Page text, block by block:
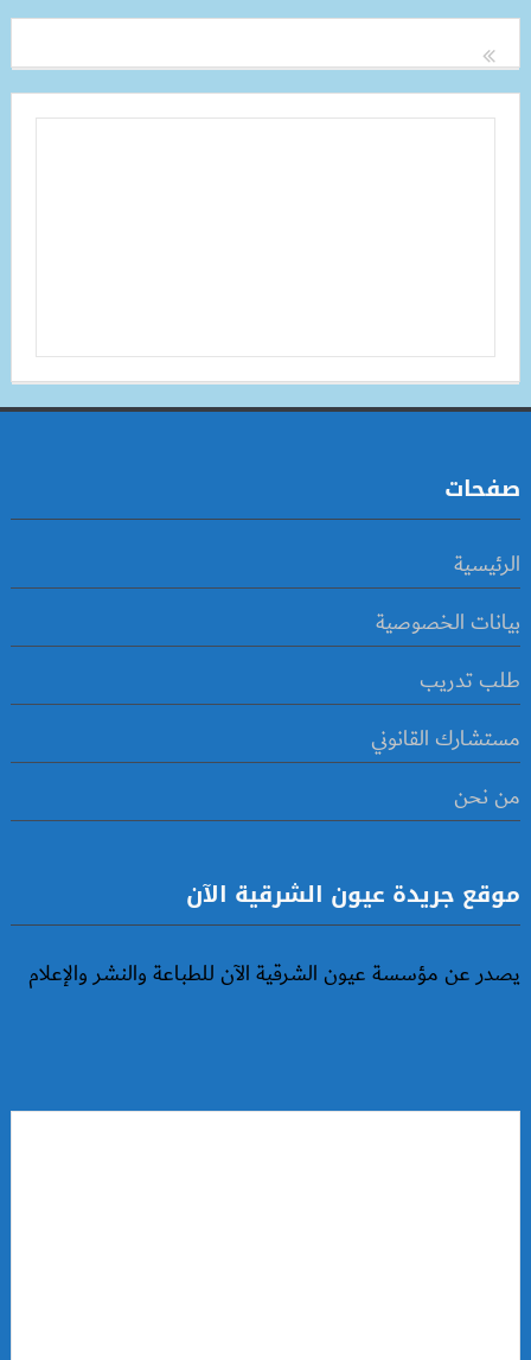
صفحات
الرئيسية
بيانات الخصوصية
طلب تدريب
مستشارك القانوني
من نحن
موقع جريدة عيون الشرقية الآن
يصدر عن مؤسسة عيون الشرقية الآن للطباعة والنشر والإعلام